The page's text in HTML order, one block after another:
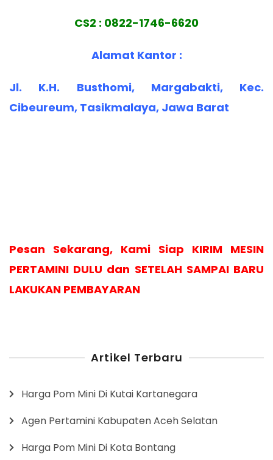
CS2 : 0822-1746-6620
Alamat Kantor :
Jl. K.H. Busthomi, Margabakti, Kec.
Cibeureum, Tasikmalaya, Jawa Barat
Pesan Sekarang, Kami Siap KIRIM MESIN
PERTAMINI DULU dan SETELAH SAMPAI BARU
LAKUKAN PEMBAYARAN
Artikel Terbaru
Harga Pom Mini Di Kutai Kartanegara
Agen Pertamini Kabupaten Aceh Selatan
Harga Pom Mini Di Kota Bontang